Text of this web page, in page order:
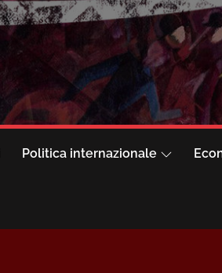
Politica internazionale